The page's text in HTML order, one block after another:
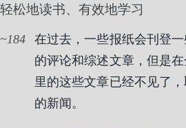
轻松地读书、有效地学习
184
在过去，一些报纸会刊登
的评论和综述文章，但是
里的这些文章已经不见了
的新闻。